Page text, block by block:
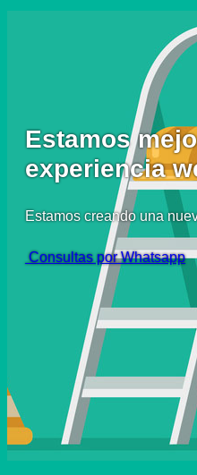
Estamos
experiencia
Estamos creando una
Consultas por Whatsapp